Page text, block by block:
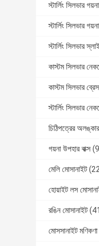
স্টার্লিং সিলভার
স্টার্লিং সিলভার
স্টার্লিং সিলভার
কাস্টম সিলভার
কাস্টম সিলভার
স্টার্লিং সিলভার
চিঠিপত্রের অলঙ্কার
গয়না উপহার বাক্স
মেলি মোসানাইট
হোয়াইট লস
রঙিন মোসানাইট
মোসসানাইট মণিকণা